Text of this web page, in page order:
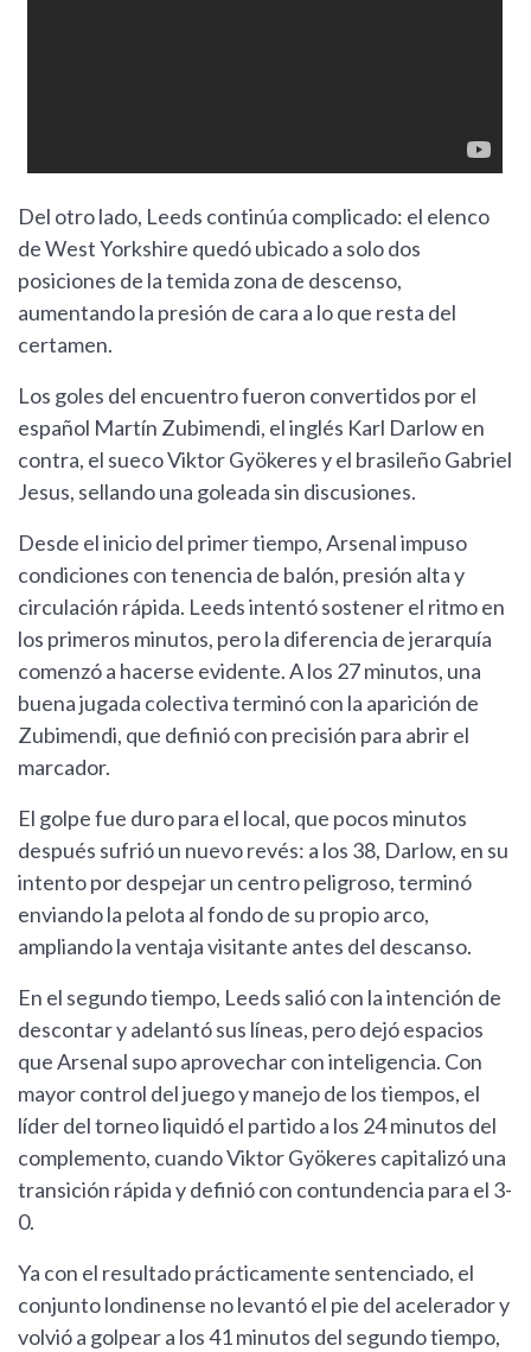
Del otro lado, Leeds continúa complicado: el elenco
de West Yorkshire quedó ubicado a solo dos
posiciones de la temida zona de descenso,
aumentando la presión de cara a lo que resta del
certamen.
Los goles del encuentro fueron convertidos por el
español Martín Zubimendi, el inglés Karl Darlow en
contra, el sueco Viktor Gyökeres y el brasileño Gabriel
Jesus, sellando una goleada sin discusiones.
Desde el inicio del primer tiempo, Arsenal impuso
condiciones con tenencia de balón, presión alta y
circulación rápida. Leeds intentó sostener el ritmo en
los primeros minutos, pero la diferencia de jerarquía
comenzó a hacerse evidente. A los 27 minutos, una
buena jugada colectiva terminó con la aparición de
Zubimendi, que definió con precisión para abrir el
marcador.
El golpe fue duro para el local, que pocos minutos
después sufrió un nuevo revés: a los 38, Darlow, en su
intento por despejar un centro peligroso, terminó
enviando la pelota al fondo de su propio arco,
ampliando la ventaja visitante antes del descanso.
En el segundo tiempo, Leeds salió con la intención de
descontar y adelantó sus líneas, pero dejó espacios
que Arsenal supo aprovechar con inteligencia. Con
mayor control del juego y manejo de los tiempos, el
líder del torneo liquidó el partido a los 24 minutos del
complemento, cuando Viktor Gyökeres capitalizó una
transición rápida y definió con contundencia para el 3-
0.
Ya con el resultado prácticamente sentenciado, el
conjunto londinense no levantó el pie del acelerador y
volvió a golpear a los 41 minutos del segundo tiempo,